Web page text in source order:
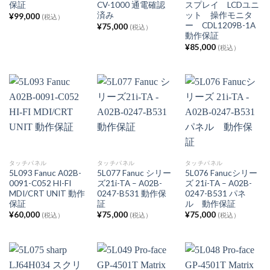
保証
¥99,000 (税込）
CV-1000 通電確認
済み
¥75,000 (税込）
スプレイ LCDユニ
ット 操作モニタ
ー CDL1209B-1A
動作保証
¥85,000 (税込）
タッチパネル
5L093 Fanuc A02B-
0091-C052 HI-FI
MDI/CRT UNIT 動作
保証
¥60,000 (税込）
タッチパネル
5L077 Fanuc シリー
ズ21i-TA – A02B-
0247-B531 動作保
証
¥75,000 (税込）
タッチパネル
5L076 Fanucシリー
ズ 21i-TA – A02B-
0247-B531 パネ
ル 動作保証
¥75,000 (税込）